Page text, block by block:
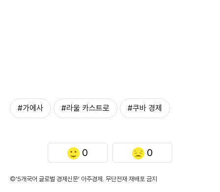
#가에사 #라울 카스트로 #쿠바 경제
0 0
©'5개국어 글로벌 경제신문' 아주경제. 무단전재·재배포 금지